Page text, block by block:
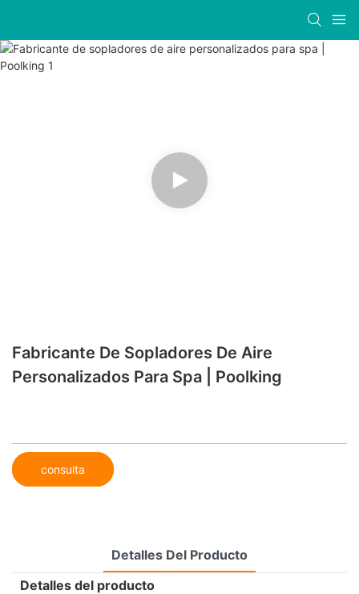
Fabricante De Sopladores De Aire
Personalizados Para Spa | Poolking
consulta
Detalles Del Producto
Detalles del producto